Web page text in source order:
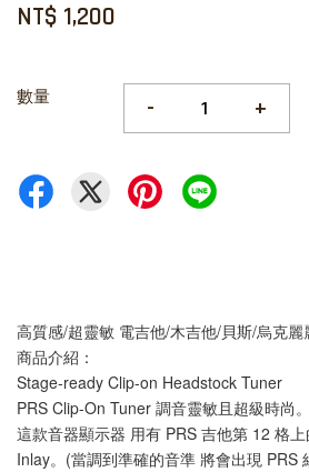
NT$ 1,200
數量 - +
高質感/超靈敏 電吉他/木吉他/貝斯/烏克麗
商品介紹：
Stage-ready Clip-on Headstock Tuner
PRS Clip-On Tuner 調音靈敏且超級時尚。
這款音器顯示器 用有 PRS 吉他第 12 格
Inlay。(當調到準確的音準 將會出現 PRS